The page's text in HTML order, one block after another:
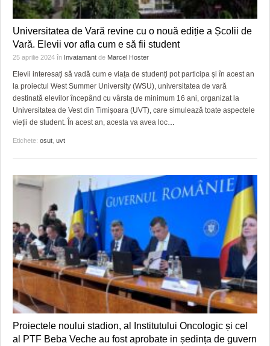
Universitatea de Vară revine cu o nouă ediție a Școlii de
Vară. Elevii vor afla cum e să fii student
25 aprilie 2024 în Invatamant de Marcel Hoster
Elevii interesați să vadă cum e viața de studenți pot participa și în acest an
la proiectul West Summer University (WSU), universitatea de vară
destinată elevilor începând cu vârsta de minimum 16 ani, organizat la
Universitatea de Vest din Timișoara (UVT), care simulează toate aspectele
vieții de student. În acest an, acesta va avea loc…
Etichete: osut uvt
Proiectele noului stadion, al Institutului Oncologic și cel
al PTF Beba Veche au fost aprobate in ședința de guvern